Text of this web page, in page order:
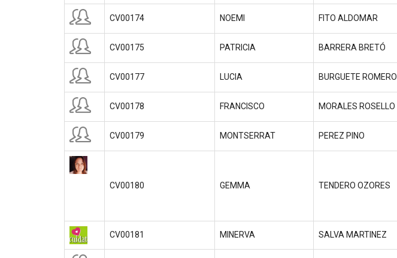
CV00174 NOEMI FITO ALDOMAR
CV00175 PATRICIA BARRERA BRETÓ
CV00177 LUCIA BURGUETE ROMERO
CV00178 FRANCISCO MORALES ROSELLO
CV00179 MONTSERRAT PEREZ PINO
CV00180 GEMMA TENDERO OZORES
CV00181 MINERVA SALVA MARTINEZ